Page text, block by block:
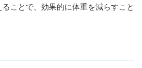
ことで、効果的に体重を減らすこと